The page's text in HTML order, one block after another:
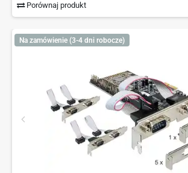
Porównaj produkt
Na zamówienie (3-4 dni robocze)